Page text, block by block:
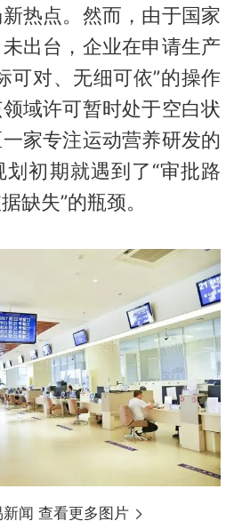
热点。然而，由于国家
出台，企业在申请生产
可对、无细可依”的操作
域许可暂时处于空白状
家专注运动营养研发的
初期就遇到了“审批路
缺失”的瓶颈。
闻 查看更多图片